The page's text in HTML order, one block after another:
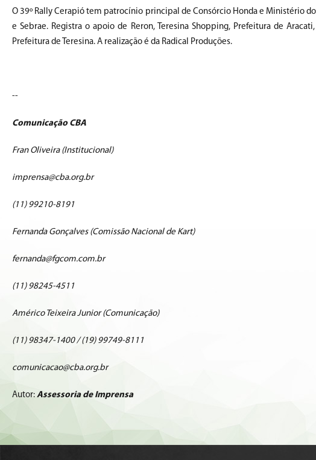
O 39º Rally Cerapió tem patrocínio principal de Consórcio Honda e Ministério
e Sebrae. Registra o apoio de Reron, Teresina Shopping, Prefeitura de
Prefeitura de Teresina. A realização é da Radical Produções.
--
Comunicação CBA
Fran Oliveira (Institucional)
imprensa@cba.org.br
(11) 99210-8191
Fernanda Gonçalves (Comissão Nacional de Kart)
fernanda@fgcom.com.br
(11) 98245-4511
Américo Teixeira Junior (Comunicação)
(11) 98347-1400 / (19) 99749-8111
comunicacao@cba.org.br
Autor: Assessoria de Imprensa